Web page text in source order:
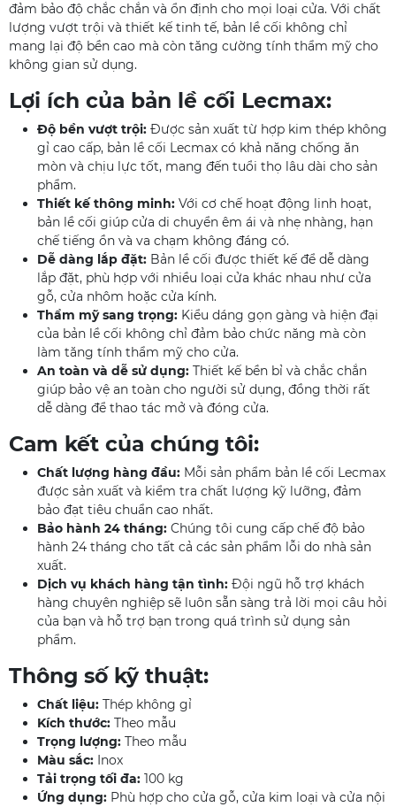
đảm bảo độ chắc chắn và ổn định cho mọi loại cửa. Với chất
lượng vượt trội và thiết kế tinh tế, bản lề cối không chỉ
mang lại độ bền cao mà còn tăng cường tính thẩm mỹ cho
không gian sử dụng.
Lợi ích của bản lề cối Lecmax:
Độ bền vượt trội: Được sản xuất từ hợp kim thép không
gỉ cao cấp, bản lề cối Lecmax có khả năng chống ăn
mòn và chịu lực tốt, mang đến tuổi thọ lâu dài cho sản
phẩm.
Thiết kế thông minh: Với cơ chế hoạt động linh hoạt,
bản lề cối giúp cửa di chuyển êm ái và nhẹ nhàng, hạn
chế tiếng ồn và va chạm không đáng có.
Dễ dàng lắp đặt: Bản lề cối được thiết kế để dễ dàng
lắp đặt, phù hợp với nhiều loại cửa khác nhau như cửa
gỗ, cửa nhôm hoặc cửa kính.
Thẩm mỹ sang trọng: Kiểu dáng gọn gàng và hiện đại
của bản lề cối không chỉ đảm bảo chức năng mà còn
làm tăng tính thẩm mỹ cho cửa.
An toàn và dễ sử dụng: Thiết kế bền bỉ và chắc chắn
giúp bảo vệ an toàn cho người sử dụng, đồng thời rất
dễ dàng để thao tác mở và đóng cửa.
Cam kết của chúng tôi:
Chất lượng hàng đầu: Mỗi sản phẩm bản lề cối Lecmax
được sản xuất và kiểm tra chất lượng kỹ lưỡng, đảm
bảo đạt tiêu chuẩn cao nhất.
Bảo hành 24 tháng: Chúng tôi cung cấp chế độ bảo
hành 24 tháng cho tất cả các sản phẩm lỗi do nhà sản
xuất.
Dịch vụ khách hàng tận tình: Đội ngũ hỗ trợ khách
hàng chuyên nghiệp sẽ luôn sẵn sàng trả lời mọi câu hỏi
của bạn và hỗ trợ bạn trong quá trình sử dụng sản
phẩm.
Thông số kỹ thuật:
Chất liệu: Thép không gỉ
Kích thước: Theo mẫu
Trọng lượng: Theo mẫu
Màu sắc: Inox
Tải trọng tối đa: 100 kg
Ứng dụng: Phù hợp cho cửa gỗ, cửa kim loại và cửa nội